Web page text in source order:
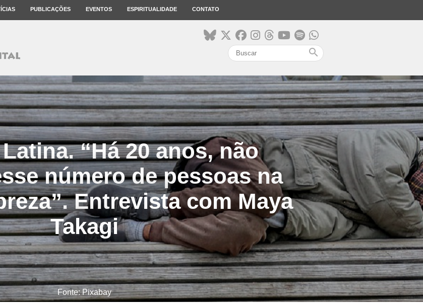
PUBLICAÇÕES EVENTOS ESPIRITUALIDADE CONTATO
search
“Há 20 anos, não
número de pessoas na
Entrevista com Maya
Takagi
Fonte: Pixabay